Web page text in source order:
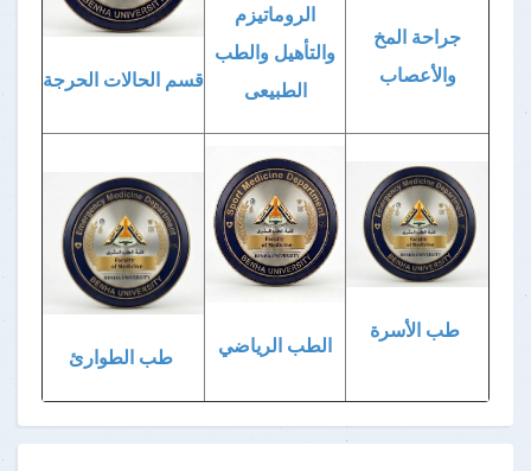
جراحة المخ
والأعصاب
الروماتيزم
والتأهيل والطب
الطبيعى
قسم الحالات الحرجة
طب الأسرة
الطب الرياضي
طب الطوارئ